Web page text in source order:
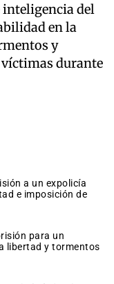
inteligencia del
en la
y
durante
a un expolicía
e imposición de
para un
libertad y tormentos